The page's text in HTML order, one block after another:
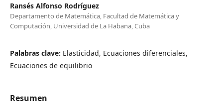
Ransés Alfonso Rodríguez
Departamento de Matemática, Facultad de Matemática y
Computación, Universidad de La Habana, Cuba
Palabras clave: Elasticidad, Ecuaciones diferenciales,
Ecuaciones de equilibrio
Resumen